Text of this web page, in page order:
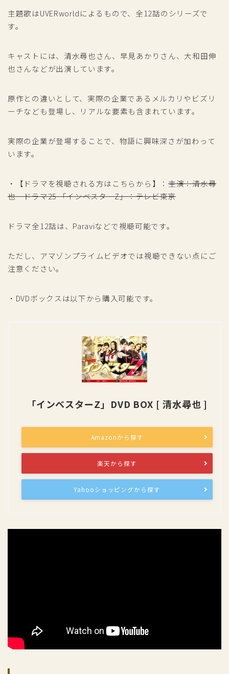
主題歌はUVERworldによるもので、全12話のシリーズで
す。
キャストには、清水尋也さん、早見あかりさん、大和田伸
也さんなどが出演しています。
原作との違いとして、実際の企業であるメルカリやビズリ
ーチなども登場し、リアルな要素も含まれています。
実際の企業が登場することで、物語に興味深さが加わって
います。
・【ドラマを視聴される方はこちらから】： 主演：清水尋
也 ドラマ25 「インベスターZ」：テレビ東京
ドラマ全12話は、Paraviなどで視聴可能です。
ただし、アマゾンプライムビデオでは視聴できない点にご
注意ください。
・DVDボックスは以下から購入可能です。
「インベスターZ」DVD BOX [ 清水尋也 ]
Amazonから探す
楽天から探す
Yahooショッピングから探す